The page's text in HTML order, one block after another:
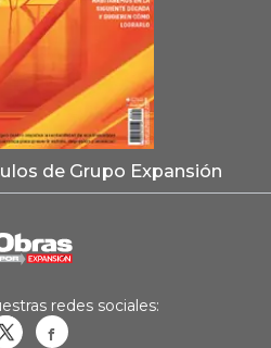
de Grupo Expansión
redes sociales: